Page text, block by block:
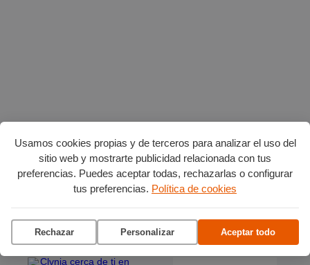
Usamos cookies propias y de terceros para analizar el uso del
sitio web y mostrarte publicidad relacionada con tus
preferencias. Puedes aceptar todas, rechazarlas o configurar
tus preferencias. Política de cookies
Rechazar Personalizar Aceptar todo
Planes en agostopor Burgos
Ciclo de conciertos en el
Museo del Retablo
La terraza del Andén